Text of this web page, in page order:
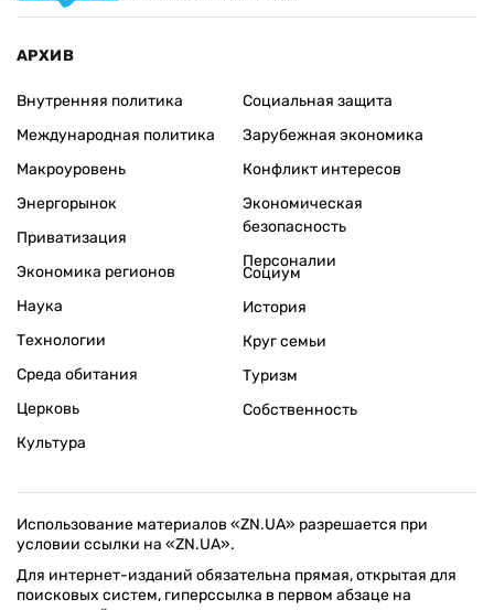
АРХИВ
Внутренняя политика
Международная политика
Макроуровень
Энергорынок
Приватизация
Экономика регионов
Социальная защита
Зарубежная экономика
Конфликт интересов
Экономическая
безопасность
Персоналии
Наука
Технологии
Среда обитания
Церковь
Культура
Социум
История
Круг семьи
Туризм
Собственность
Использование материалов «ZN.UA» разрешается при
условии ссылки на «ZN.UA».
Для интернет-изданий обязательна прямая, открытая для
поисковых систем, гиперссылка в первом абзаце на